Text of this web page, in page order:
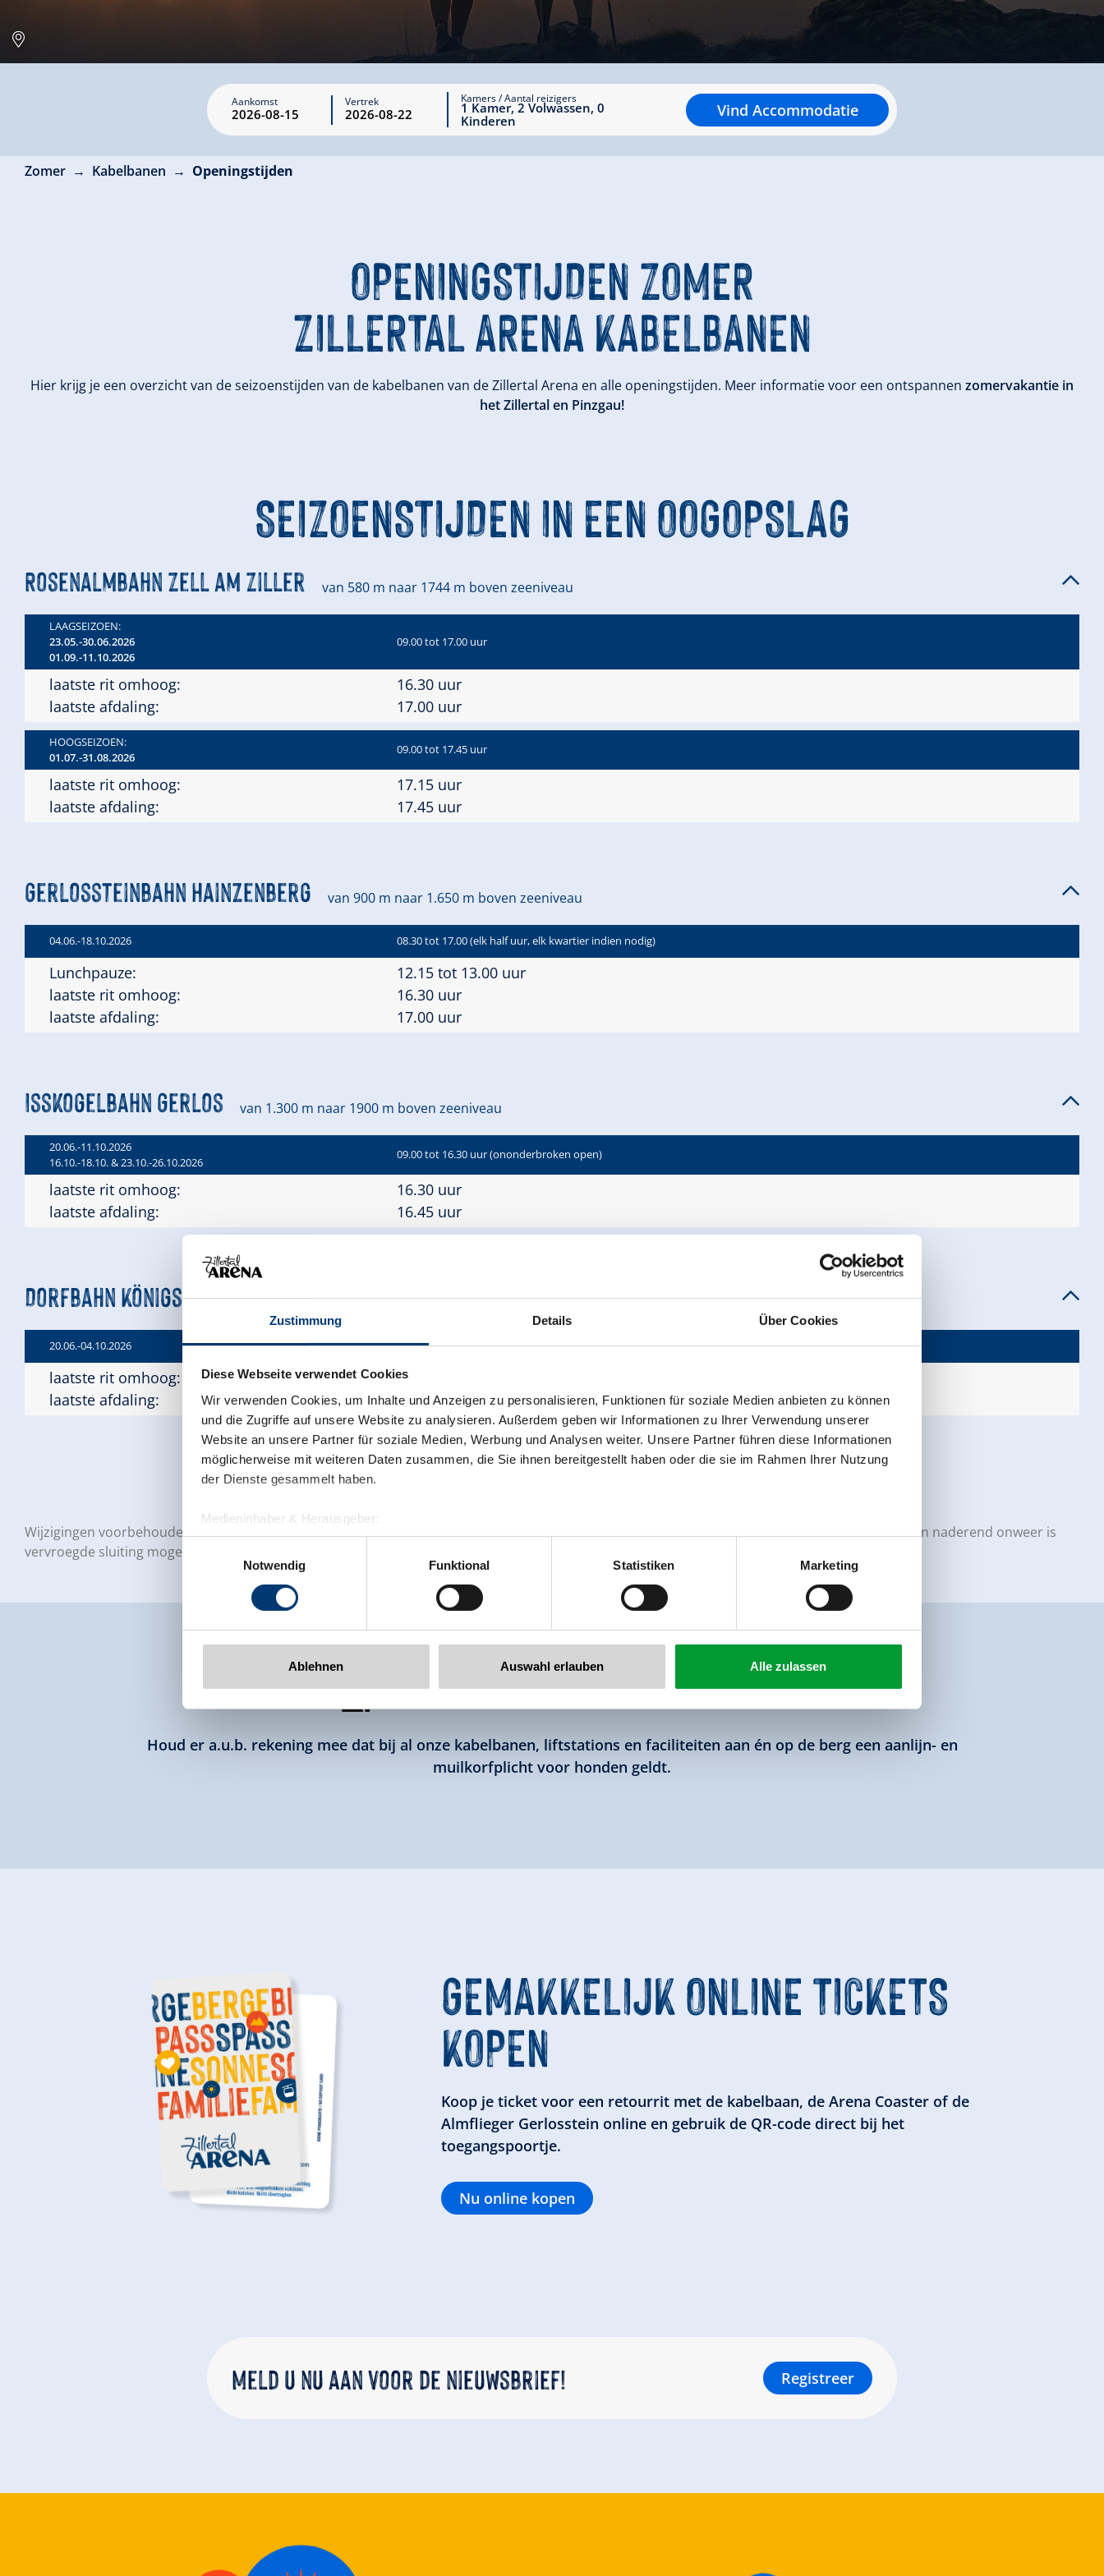
Zustimmung Details Über Cookies
Diese Webseite verwendet Cookies
Wir verwenden Cookies, um Inhalte und Anzeigen zu personalisieren, Funktionen für soziale Medien anbieten zu können
und die Zugriffe auf unsere Website zu analysieren. Außerdem geben wir Informationen zu Ihrer Verwendung unserer
Website an unsere Partner für soziale Medien, Werbung und Analysen weiter. Unsere Partner führen diese Informationen
möglicherweise mit weiteren Daten zusammen, die Sie ihnen bereitgestellt haben oder die sie im Rahmen Ihrer Nutzung
der Dienste gesammelt haben.
Medieninhaber & Herausgeber:
Zeller Bergbahnen Zillertal GmbH & Co KG
Rohr 23// A-6280 Zell am Ziller
www.zillertalarena.com
Notwendig
Funktional Statistiken Marketing
Ablehnen Auswahl erlauben Alle zulassen
Aankomst Vertrek Kamers / Aantal reizigers
1 Kamer, 2 Volwassen, 0
Kinderen
Vind Accommodatie
Zomer Kabelbanen Openingstijden
OPENINGSTIJDEN ZOMER
ZILLERTAL ARENA KABELBANEN
Hier krijg je een overzicht van de seizoenstijden van de kabelbanen van de Zillertal Arena en alle openingstijden. Meer informatie voor een ontspannen zomervakantie in
het Zillertal en Pinzgau!
SEIZOENSTIJDEN IN EEN OOGOPSLAG
Rosenalmbahn Zell am Ziller van 580 m naar 1744 m boven zeeniveau
LAAGSEIZOEN:
23.05.-30.06.2026
01.09.-11.10.2026
09.00 tot 17.00 uur
laatste rit omhoog:
laatste afdaling:
16.30 uur
17.00 uur
HOOGSEIZOEN:
01.07.-31.08.2026
09.00 tot 17.45 uur
laatste rit omhoog:
laatste afdaling:
17.15 uur
17.45 uur
Gerlossteinbahn Hainzenberg van 900 m naar 1.650 m boven zeeniveau
04.06.-18.10.2026 08.30 tot 17.00 (elk half uur, elk kwartier indien nodig)
Lunchpauze:
laatste rit omhoog:
laatste afdaling:
12.15 tot 13.00 uur
16.30 uur
17.00 uur
Isskogelbahn Gerlos van 1.300 m naar 1900 m boven zeeniveau
20.06.-11.10.2026
16.10.-18.10. & 23.10.-26.10.2026
09.00 tot 16.30 uur (ononderbroken open)
laatste rit omhoog:
laatste afdaling:
16.30 uur
16.45 uur
Dorfbahn Königsleiten van 1.600 m naar 2.200 m boven zeeniveau
20.06.-04.10.2026 09:00 tot 16:00 (ononderbroken open)
laatste rit omhoog:
laatste afdaling:
15.45 uur
16.00 uur
Wijzigingen voorbehouden! De openingstijden kunnen worden gewijzigd als gevolg van weersomstandigheden – vooral in geval van slecht weer en naderend onweer is
vervroegde sluiting mogelijk.
Aanlijn- & muilkorfplicht voor honden
Houd er a.u.b. rekening mee dat bij al onze kabelbanen, liftstations en faciliteiten aan én op de berg een aanlijn- en
muilkorfplicht voor honden geldt.
GEMAKKELIJK ONLINE TICKETS
KOPEN
Koop je ticket voor een retourrit met de kabelbaan, de Arena Coaster of de
Almflieger Gerlosstein online en gebruik de QR-code direct bij het
toegangspoortje.
Nu online kopen
Meld u nu aan voor de nieuwsbrief! Registreer